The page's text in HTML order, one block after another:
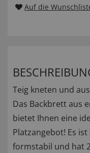
Auf die
Teig kneten und
Das Backbrett aus
bietet Ihnen eine
Platzangebot! Es
formstabil und hat